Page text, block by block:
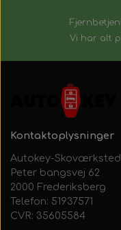
Vi har alt
Kontaktoplysninger
Autokey-
Peter bangsvej 62
2000 Frederiksberg
Telefon: 51937571
CVR: 35605584